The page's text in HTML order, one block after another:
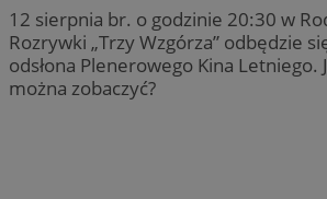
12 sierpnia br. o godzinie 20:30 w
Rozrywki „Trzy Wzgórza” odbędzie
odsłona Plenerowego Kina Letniego.
można zobaczyć?